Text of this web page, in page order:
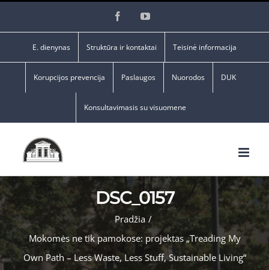
FacebookYouTube
E. dienynas Struktūra ir kontaktai Teisinė informacija
Korupcijos prevencija Paslaugos Nuorodos DUK
Konsultavimasis su visuomene
DSC_0157
Pradžia /
Mokomės ne tik pamokose: projektas „Treading My
Own Path – Less Waste, Less Stuff, Sustainable Living“